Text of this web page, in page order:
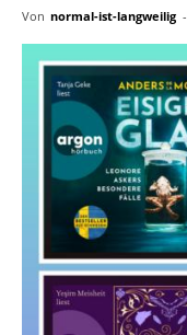
Von normal-ist-langweilig -